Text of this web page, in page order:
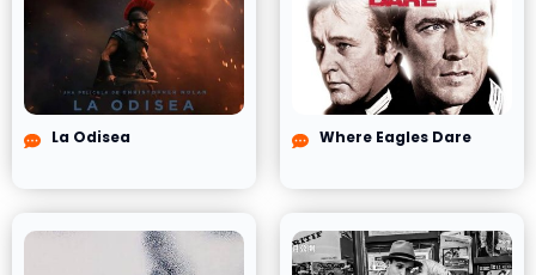
La Odisea Where Eagles Dare